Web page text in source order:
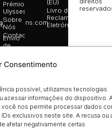
Consentimento
possível, utilizamos tecnologias
acessar informações do dispositivo.
nos permite processar dados
exclusivos neste site. A recusa ou
afetar negativamente certas
Prémio
Ulysses
Sobre
Nós
Contactos
Envio
de
Candidatura
de
de
Livrarias
(EU)
Livro de
Reclamações
Eletrónico